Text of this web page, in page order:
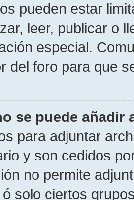
pueden estar
leer, publicar o
especial.
del foro para que
se puede añadir
para adjuntar
y son cedidos
no permite
solo ciertos